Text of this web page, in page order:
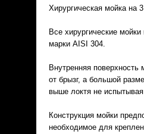
Хирургическая мойка на
Все хирургические
марки AISI 304.
Внутренняя поверхность
от брызг, а большой
выше локтя не
Конструкция мойки
необходимое для